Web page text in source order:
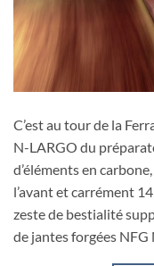
C’est au tour de la
N-LARGO du
d’éléments en
l’avant et carrément
zeste de bestialité
de jantes forgées NFG